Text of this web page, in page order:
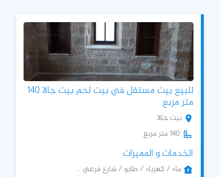
للبيع بيت مستقل في بيت لحم بيت جالا 140
متر مربع
بيت جالا
140 متر مربع
الخدمات و المميزات
ماء / كهرباء / طابو / شارع فرعي ...